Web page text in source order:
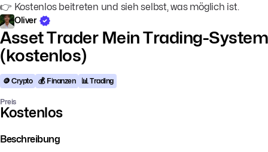
👉 Kostenlos beitreten und sieh selbst, was möglich ist.
Oliver
Asset Trader Mein Trading-System
(kostenlos)
🪙 Crypto 💰 Finanzen 📊 Trading
Preis
Kostenlos
Beschreibung